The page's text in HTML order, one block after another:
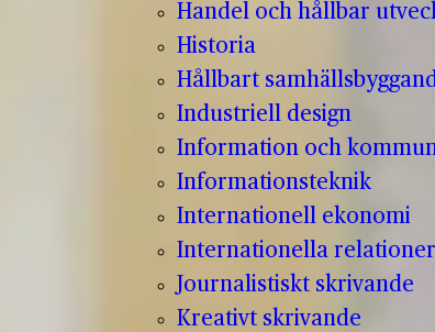
Handel och hållbar
Historia
Hållbart
Industriell design
Information och
Informationsteknik
Internationell ekonomi
Internationella relationer
Journalistiskt skrivande
Kreativt skrivande